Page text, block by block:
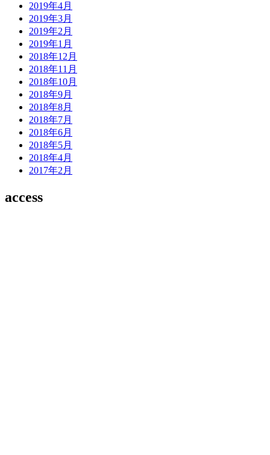
2019年4月
2019年3月
2019年2月
2019年1月
2018年12月
2018年11月
2018年10月
2018年9月
2018年8月
2018年7月
2018年6月
2018年5月
2018年4月
2017年2月
access